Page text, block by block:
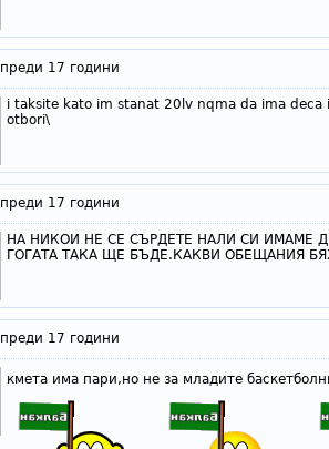
преди 17 години
i taksite kato im stanat 20lv nqma da ima
otbori\
преди 17 години
НА НИКОИ НЕ СЕ СЪРДЕТЕ НАЛИ СИ ИМАМЕ
ГОГАТА ТАКА ЩЕ БЪДЕ.КАКВИ ОБЕЩАНИЯ
преди 17 години
кмета има пари,но не за младите